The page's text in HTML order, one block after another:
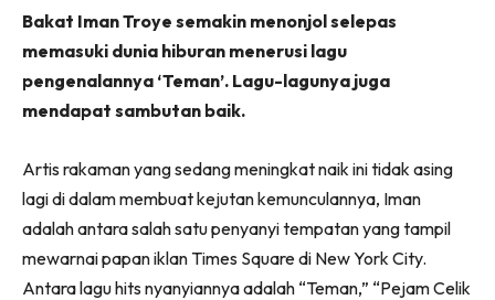
Bakat Iman Troye semakin menonjol selepas
memasuki dunia hiburan menerusi lagu
pengenalannya ‘Teman’. Lagu-lagunya juga
mendapat sambutan baik.
Artis rakaman yang sedang meningkat naik ini tidak asing
lagi di dalam membuat kejutan kemunculannya, Iman
adalah antara salah satu penyanyi tempatan yang tampil
mewarnai papan iklan Times Square di New York City.
Antara lagu hits nyanyiannya adalah “Teman,” “Pejam Celik